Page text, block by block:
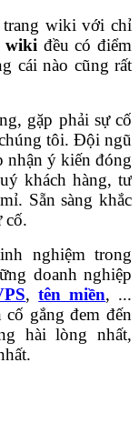
trang wiki với chỉ
wiki đều có điểm
cái nào cũng rất
gặp phải sự cố
tôi. Đội ngũ
nhận ý kiến đóng
khách hàng, tư
Sẵn sàng khắc
cố.
nghiệm trong
doanh nghiệp
,tên miền, ...
gắng đem đến
hài lòng nhất,